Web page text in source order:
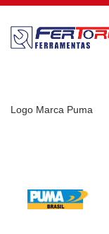
Logo Marca Puma